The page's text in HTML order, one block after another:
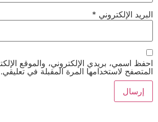
البريد الإلكتروني *
احفظ اسمي، بريدي الإلكتروني، والموقع
المتصفح لاستخدامها المرة المقبلة في تعليقي.